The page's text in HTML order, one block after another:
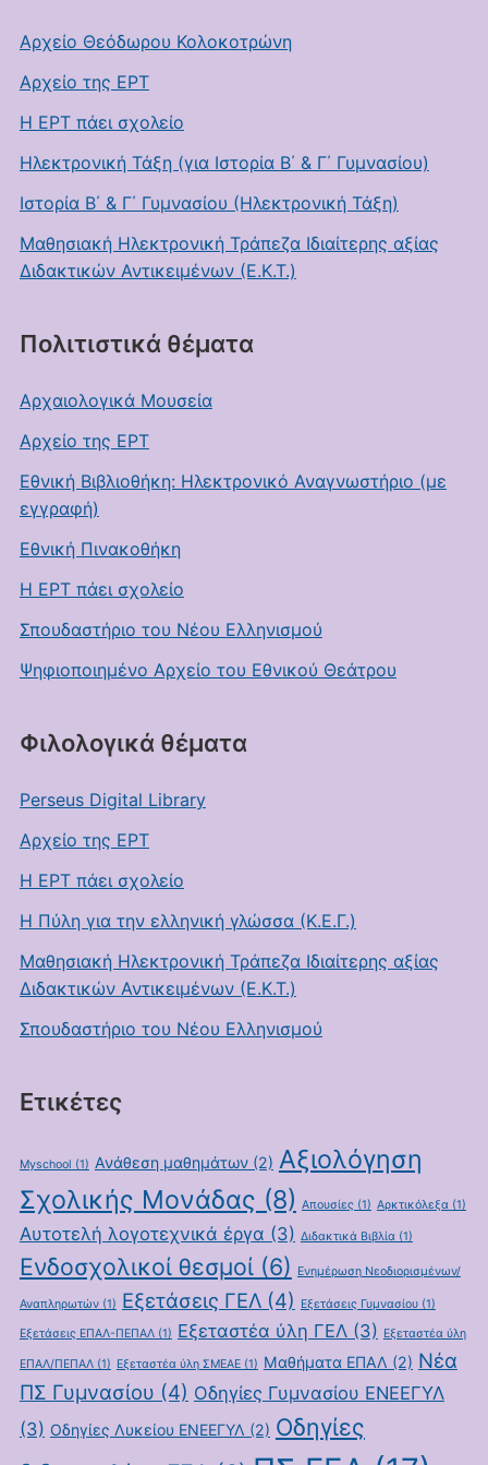
Αρχείο Θεόδωρου Κολοκοτρώνη
Αρχείο της ΕΡΤ
Η ΕΡΤ πάει σχολείο
Ηλεκτρονική Τάξη (για Ιστορία Β΄ & Γ΄ Γυμνασίου)
Ιστορία Β΄ & Γ΄ Γυμνασίου (Ηλεκτρονική Τάξη)
Μαθησιακή Ηλεκτρονική Τράπεζα Ιδιαίτερης αξίας
Διδακτικών Αντικειμένων (Ε.Κ.Τ.)
Πολιτιστικά θέματα
Αρχαιολογικά Μουσεία
Αρχείο της ΕΡΤ
Εθνική Βιβλιοθήκη: Ηλεκτρονικό Αναγνωστήριο (με
εγγραφή)
Εθνική Πινακοθήκη
Η ΕΡΤ πάει σχολείο
Σπουδαστήριο του Νέου Ελληνισμού
Ψηφιοποιημένο Αρχείο του Εθνικού Θεάτρου
Φιλολογικά θέματα
Perseus Digital Library
Αρχείο της ΕΡΤ
Η ΕΡΤ πάει σχολείο
Η Πύλη για την ελληνική γλώσσα (Κ.Ε.Γ.)
Μαθησιακή Ηλεκτρονική Τράπεζα Ιδιαίτερης αξίας
Διδακτικών Αντικειμένων (Ε.Κ.Τ.)
Σπουδαστήριο του Νέου Ελληνισμού
Ετικέτες
Myschool (1) Ανάθεση μαθημάτων(2) Αξιολόγηση
Σχολικής Μονάδας (8) Απουσίες (1) Αρκτικόλεξα(1)
Αυτοτελή λογοτεχνικά έργα (3) Διδακτικά Βιβλία(1)
Ενδοσχολικοί θεσμοί(6) Ενημέρωση Νεοδιορισμένων/
Αναπληρωτών(1) Εξετάσεις ΓΕΛ(4) Εξετάσεις Γυμνασίου(1)
Εξετάσεις ΕΠΑΛ-ΠΕΠΑΛ(1) Εξεταστέα ύλη ΓΕΛ(3) Εξεταστέα ύλη
ΕΠΑΛ/ΠΕΠΑΛ(1) Εξεταστέα ύλη ΣΜΕΑΕ(1) Μαθήματα ΕΠΑΛ (2) Νέα
ΠΣ Γυμνασίου (4) Οδηγίες Γυμνασίου ΕΝΕΕΓΥΛ
(3) Οδηγίες Λυκείου ΕΝΕΕΓΥΛ (2) Οδηγίες